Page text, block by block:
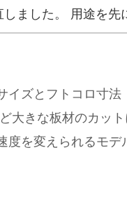
しました。 用途を先
イズとフトコロ寸
大きな板材のカッ
度を変えられるモ